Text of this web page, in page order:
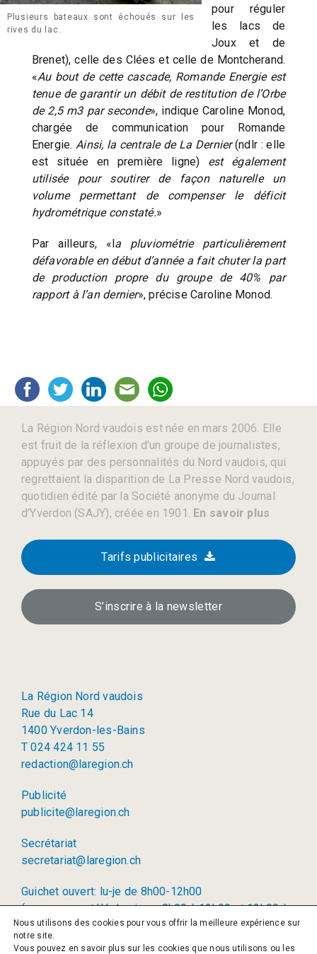
Plusieurs bateaux sont échoués sur les
rives du lac.
pour réguler
les lacs de
Joux et de
Brenet), celle des Clées et celle de Montcherand.
«Au bout de cette cascade, Romande Energie est
tenue de garantir un débit de restitution de l’Orbe
de 2,5 m3 par seconde», indique Caroline Monod,
chargée de communication pour Romande
Energie.Ainsi, la centrale de La Dernier(ndlr : elle
est située en première ligne) est également
utilisée pour soutirer de façon naturelle un
volume permettant de compenser le déficit
hydrométrique constaté.»
Par ailleurs, «l a pluviométrie particulièrement
défavorable en début d’année a fait chuter la part
de production propre du groupe de 40% par
rapport à l’an dernier», précise Caroline Monod.
La Région Nord vaudois est née en mars 2006. Elle
est fruit de la réflexion d’un groupe de journalistes,
appuyés par des personnalités du Nord vaudois, qui
regrettaient la disparition de La Presse Nord vaudois,
quotidien édité par la Société anonyme du Journal
d’Yverdon (SAJY), créée en 1901. En savoir plus
Tarifs publicitaires
S’inscrire à la newsletter
La Région Nord vaudois
Rue du Lac 14
1400 Yverdon-les-Bains
T 024 424 11 55
redaction@laregion.ch
Publicité
publicite@laregion.ch
Secrétariat
secretariat@laregion.ch
Guichet ouvert: lu-je de 8h00-12h00
(permanence téléphonique: 8h00 à 12h00 et 13h00 à
17h00)
Nous utilisons des cookies pour vous offrir la meilleure expérience sur
notre site.
Vous pouvez en savoir plus sur les cookies que nous utilisons ou les